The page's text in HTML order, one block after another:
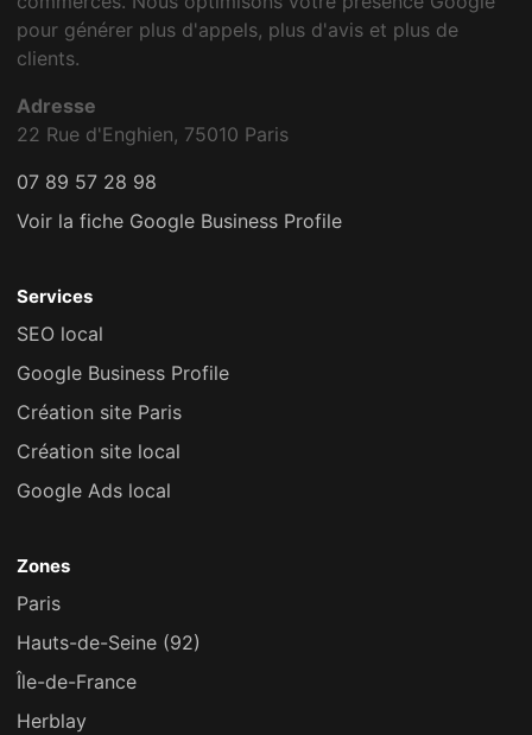
pour générer plus d'appels, plus d'avis et plus de
clients.
Adresse
22 Rue d'Enghien, 75010 Paris
07 89 57 28 98
Voir la fiche Google Business Profile
Services
SEO local
Google Business Profile
Création site Paris
Création site local
Google Ads local
Zones
Paris
Hauts-de-Seine (92)
Île-de-France
Herblay